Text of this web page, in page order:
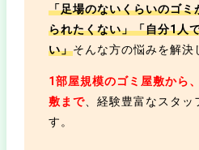
「足場のないくらいのゴミ
られたくない」「自分1人
い」そんな方の悩みを解決
1部屋規模のゴミ屋敷から
敷まで 、経験豊富なスタ
す。